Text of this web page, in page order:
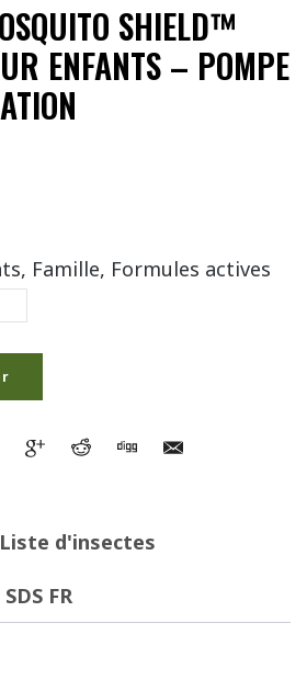
SHIELD™
ENFANTS – POMPE
Famille, Formules actives
Liste d'insectes
SDS FR